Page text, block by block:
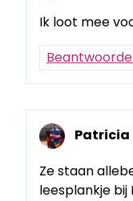
Ik loot mee
Patricia
Ze staan
leesplankje bij